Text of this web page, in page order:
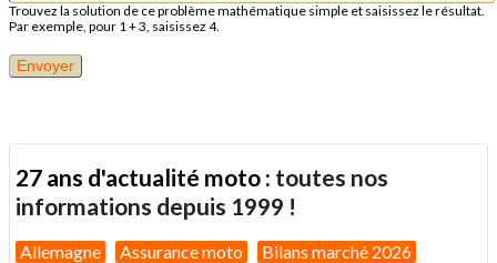
Trouvez la solution de ce problème mathématique simple et saisissez le résultat.
Par exemple, pour 1 + 3, saisissez 4.
27 ans d'actualité moto : toutes nos
informations depuis 1999 !
Allemagne Assurance moto
Bilans marché 2026